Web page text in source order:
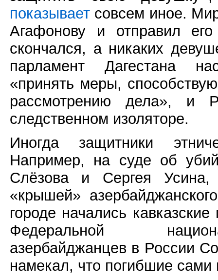
показывает совсем иное.
Агафонову и отправил
скончался, а никаких
парламент Дагестана
«принять меры,
рассмотрению дела», и
следственном изоляторе.
Иногда защитники
Например, на суде об
Слёзова и Сергея Усина,
«крышей»
городе начались
Федеральной
азербайджанцев в России
намекал, что погибшие сами